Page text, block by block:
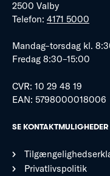
2500 Valby
Telefon: 4171 5000
Mandag–torsdag kl.
Fredag 8:30–15:00
CVR: 10 29 48 19
EAN: 5798000018006
SE KONTAKTMULIGHEDER
Privatlivspolitik